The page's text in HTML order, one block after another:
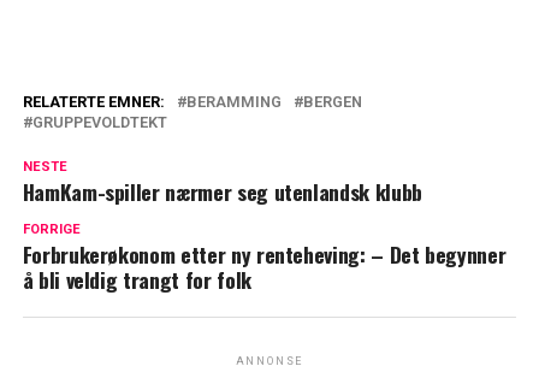
RELATERTE EMNER: BERAMMING
BERGEN
GRUPPEVOLDTEKT
NESTE
HamKam-spiller nærmer seg utenlandsk klubb
FORRIGE
Forbrukerøkonom etter ny renteheving: – Det begynner
å bli veldig trangt for folk
ANNONSE